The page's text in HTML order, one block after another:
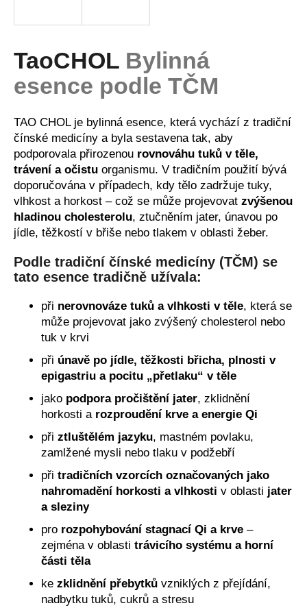
TaoCHOL Bylinná
esence podle TČM
TAO CHOL je bylinná esence, která vychází z tradiční
čínské medicíny a byla sestavena tak, aby
podporovala přirozenou rovnováhu tuků v těle,
trávení a očistu organismu. V tradičním použití bývá
doporučována v případech, kdy tělo zadržuje tuky,
vlhkost a horkost – což se může projevovat zvýšenou
hladinou cholesterolu, ztučněním jater, únavou po
jídle, těžkostí v břiše nebo tlakem v oblasti žeber.
Podle tradiční čínské medicíny (TČM) se
tato esence tradičně užívala:
při nerovnováze tuků a vlhkosti v těle, která se
může projevovat jako zvýšený cholesterol nebo
tuk v krvi
při únavě po jídle, těžkosti břicha, plnosti v
epigastriu a pocitu „přetlaku“ v těle
jako podpora pročištění jater, zklidnění
horkosti a rozproudění krve a energie Qi
při ztluštělém jazyku, mastném povlaku,
zamlžené mysli nebo tlaku v podžebří
při tradičních vzorcích označovaných jako
nahromadění horkosti a vlhkosti v oblasti jater
a sleziny
pro rozpohybování stagnací Qi a krve –
zejména v oblasti trávicího systému a horní
části těla
ke zklidnění přebytků vzniklých z přejídání,
nadbytku tuků, cukrů a stresu
í
?
HLEDAT
D
o
o
r
CHUTÍ
BYLINNÁ
ESENCE
PODLE